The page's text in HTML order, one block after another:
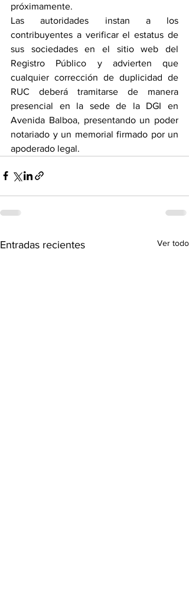
próximamente.
Las autoridades instan a los
contribuyentes a verificar el estatus de
sus sociedades en el sitio web del
Registro Público y advierten que
cualquier corrección de duplicidad de
RUC deberá tramitarse de manera
presencial en la sede de la DGI en
Avenida Balboa, presentando un poder
notariado y un memorial firmado por un
apoderado legal.
Entradas recientes Ver todo